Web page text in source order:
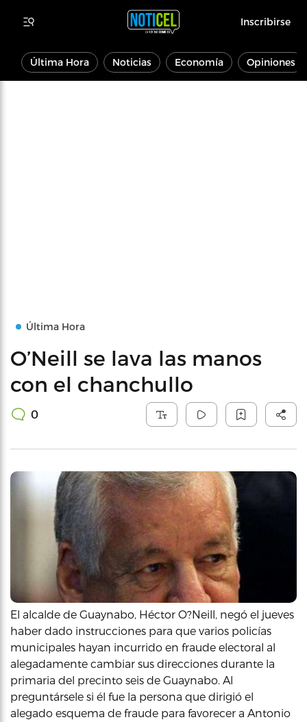
Inscribirse
Última Hora Noticias Economía Opiniones
Última Hora
O’Neill se lava las manos
con el chanchullo
0
El alcalde de Guaynabo, Héctor O?Neill, negó el jueves
haber dado instrucciones para que varios policías
municipales hayan incurrido en fraude electoral al
alegadamente cambiar sus direcciones durante la
primaria del precinto seis de Guaynabo. Al
preguntársele si él fue la persona que dirigió el
alegado esquema de fraude para favorecer a Antonio